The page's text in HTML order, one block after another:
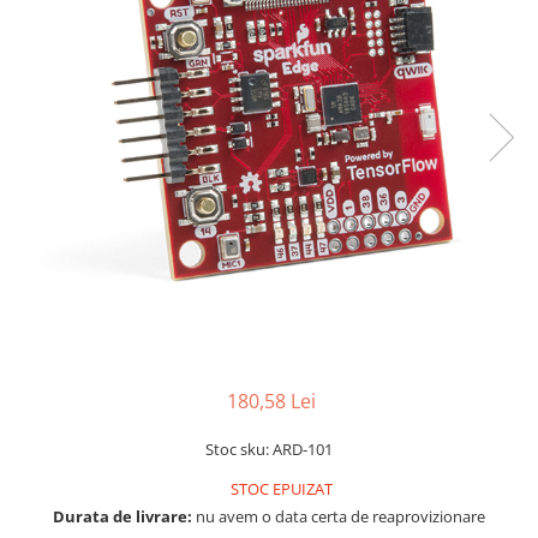
Adaptoare si convertoare
180,58 Lei
Stoc sku: ARD-101
STOC EPUIZAT
Durata de livrare: nu avem o data certa de reaprovizionare